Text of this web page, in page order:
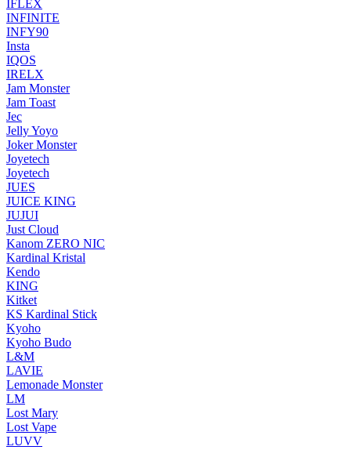
IFLEX
INFINITE
INFY90
Insta
IQOS
IRELX
Jam Monster
Jam Toast
Jec
Jelly Yoyo
Joker Monster
Joyetech
Joyetech
JUES
JUICE KING
JUJUI
Just Cloud
Kanom ZERO NIC
Kardinal Kristal
Kendo
KING
Kitket
KS Kardinal Stick
Kyoho
Kyoho Budo
L&M
LAVIE
Lemonade Monster
LM
Lost Mary
Lost Vape
LUVV